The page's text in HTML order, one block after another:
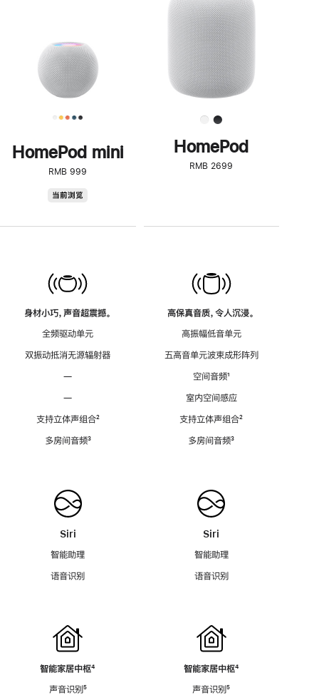
HomePod mini
RMB 999
当前浏览
身材小巧，声音超震撼。
全频驱动单元
双振动抵消无源辐射器
—
—
支持立体声组合脚
²
多房间音频脚
³
Siri
智能助理
语音识别
智能家居中枢脚
⁴
声音识别脚
⁵
了
解
HomePod<
HomePod
RMB 2699
高保真音质，令人沉浸。
高振幅低音单元
五高音单元波束成形阵列
空间音频脚
¹
室内空间感应
支持立体声组合脚
²
多房间音频脚
³
Siri
智能助理
语音识别
智能家居中枢脚
⁴
声音识别脚
⁵